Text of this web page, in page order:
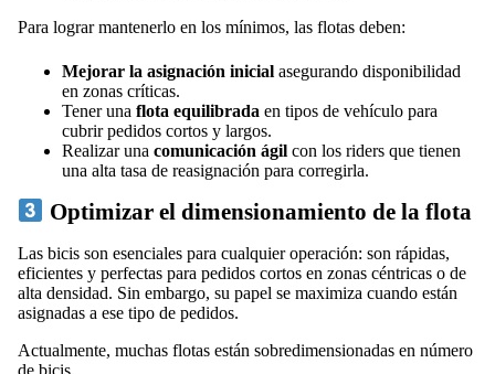
Para lograr mantenerlo en los mínimos, las flotas deben:
Mejorar la asignación inicial asegurando disponibilidad
en zonas críticas.
Tener una flota equilibrada en tipos de vehículo para
cubrir pedidos cortos y largos.
Realizar una comunicación ágil con los riders que tienen
una alta tasa de reasignación para corregirla.
Optimizar el dimensionamiento de la flota
Las bicis son esenciales para cualquier operación: son rápidas,
eficientes y perfectas para pedidos cortos en zonas céntricas o de
alta densidad. Sin embargo, su papel se maximiza cuando están
asignadas a ese tipo de pedidos.
Actualmente, muchas flotas están sobredimensionadas en número
de bicis.